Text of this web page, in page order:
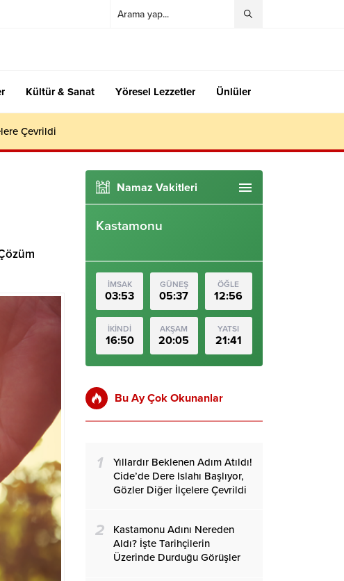
Kültür & Sanat Yöresel Lezzetler Ünlüler
Çevrildi
Namaz Vakitleri
Kastamonu
İMSAK
03:53
GÜNEŞ
05:37
ÖĞLE
12:56
İKİNDİ
16:50
AKŞAM
20:05
YATSI
21:41
Bu Ay Çok Okunanlar
1
Yıllardır Beklenen Adım Atıldı!
Cide’de Dere Islahı Başlıyor,
Gözler Diğer İlçelere Çevrildi
2
Kastamonu Adını Nereden
Aldı? İşte Tarihçilerin
Üzerinde Durduğu Görüşler